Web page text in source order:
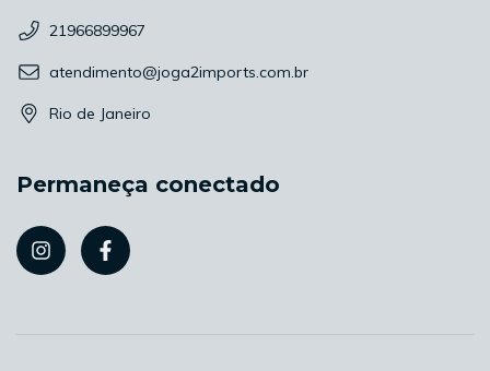
21966899967
atendimento@joga2imports.com.br
Rio de Janeiro
Permaneça conectado